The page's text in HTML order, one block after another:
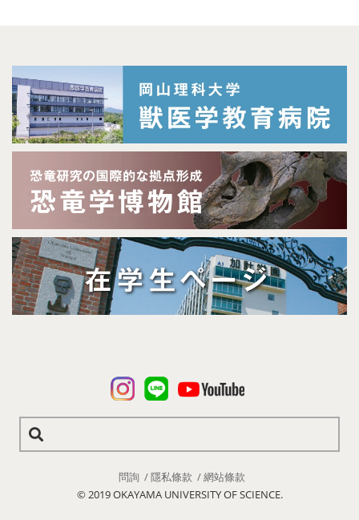
問詢 隱私條款
網站條款
© 2019 OKAYAMA UNIVERSITY OF SCIENCE.